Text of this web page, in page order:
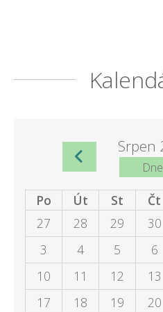
Srpen
Po Út St Čt
27
28 29 30
3
4 5 6
10
11 12 13
17
18 19 20